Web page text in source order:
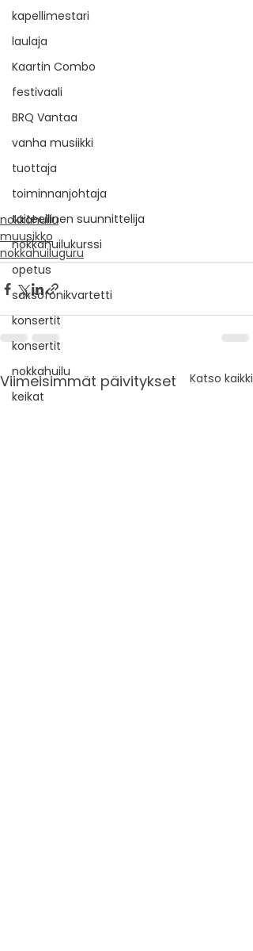
kapellimestari
laulaja
Kaartin Combo
festivaali
BRQ Vantaa
vanha musiikki
tuottaja
toiminnanjohtaja
taiteellinen suunnittelija
nokkahuilukurssi
opetus
saksofonikvartetti
konsertit
konsertit
nokkahuilu
keikat
nokkahuilu
muusikko
nokkahuiluguru
Viimeisimmät päivitykset Katso kaikki